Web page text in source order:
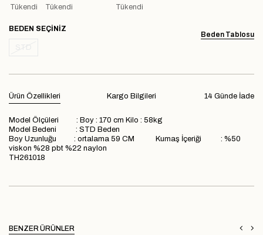
Tükendi
Tükendi Tükendi
Beden Tablosu
BEDEN
Ürün Özellikleri 14 Günde İade
Kargo Bilgileri
Model Ölçüleri : Boy : 170 cm Kilo : 58kg
Model Bedeni : STD Beden
Boy Uzunluğu : ortalama 59 CM Kumaş İçeriği : %50
viskon %28 pbt %22 naylon
TH261018
BENZER ÜRÜNLER